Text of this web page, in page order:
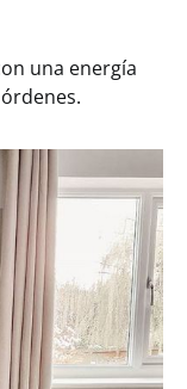
una energía